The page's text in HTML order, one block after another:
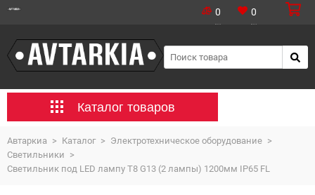
0 0
Каталог товаров
Автаркиа > Каталог > Электротехническое оборудование >
Светильники >
Светильник под LED лампу Т8 G13 (2 лампы) 1200мм IP65 FL